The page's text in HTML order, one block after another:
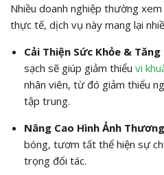
Nhiều doanh nghiệp thường
thực tế, dịch vụ này mang lại
Cải Thiện Sức Khỏe &
sạch sẽ giúp giảm thiểu vi
nhân viên, từ đó giảm thiểu
tập trung.
Nâng Cao Hình Ảnh
bóng, tươm tất thể hiện sự
trọng đối tác.